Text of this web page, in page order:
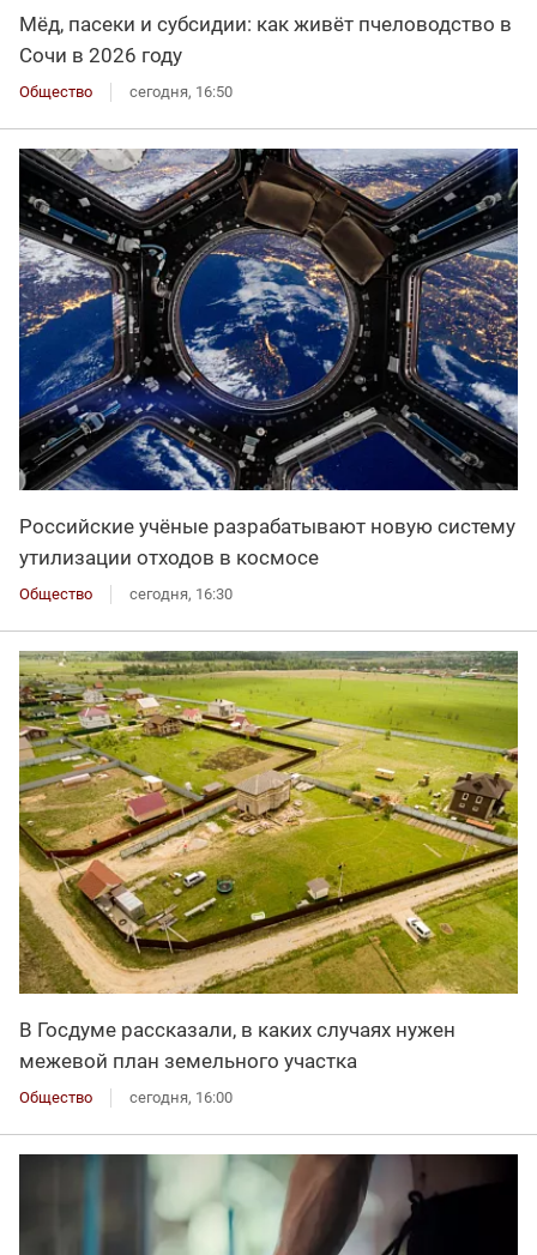
Мёд, пасеки и субсидии: как живёт пчеловодство в
Сочи в 2026 году
Общество сегодня, 16:50
Российские учёные разрабатывают новую систему
утилизации отходов в космосе
Общество сегодня, 16:30
В Госдуме рассказали, в каких случаях нужен
межевой план земельного участка
Общество сегодня, 16:00